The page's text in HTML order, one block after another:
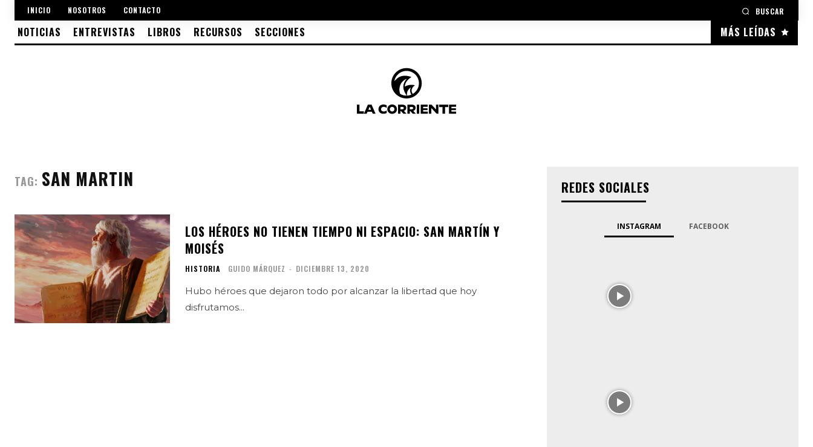
INICIO NOSOTROS CONTACTO BUSCAR
MÁS LEÍDAS
NOTICIAS ENTREVISTAS LIBROS RECURSOS SECCIONES
TAG: SAN MARTIN
LOS HÉROES NO TIENEN TIEMPO NI ESPACIO: SAN MARTÍN Y
MOISÉS
HISTORIA GUIDO MÁRQUEZ - DICIEMBRE 13, 2020
Hubo héroes que dejaron todo por alcanzar la libertad que hoy
disfrutamos...
REDES SOCIALES
INSTAGRAM FACEBOOK